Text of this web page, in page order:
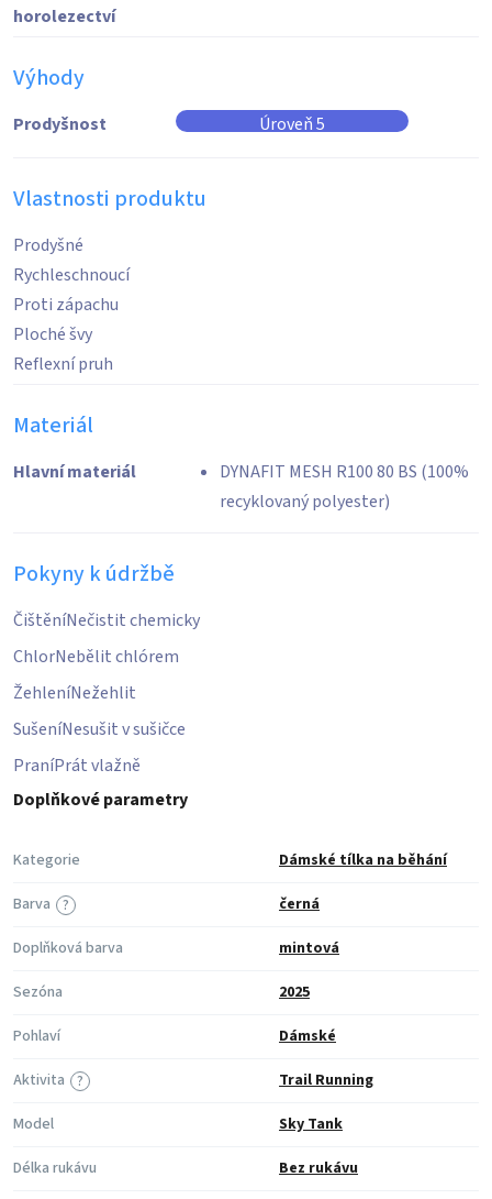
horolezectví
Výhody
Prodyšnost Úroveň 5
Vlastnosti produktu
Prodyšné
Rychleschnoucí
Proti zápachu
Ploché švy
Reflexní pruh
Materiál
Hlavní materiál
DYNAFIT MESH R100 80 BS (100%
recyklovaný polyester)
Pokyny k údržbě
ČištěníNečistit chemicky
ChlorNebělit chlórem
ŽehleníNežehlit
SušeníNesušit v sušičce
PraníPrát vlažně
Doplňkové parametry
Kategorie Dámské tílka na běhání
?
Barva
černá
Doplňková barva
mintová
Sezóna
2025
Pohlaví
Dámské
?
Aktivita
Trail Running
Model
Sky Tank
Délka rukávu
Bez rukávu